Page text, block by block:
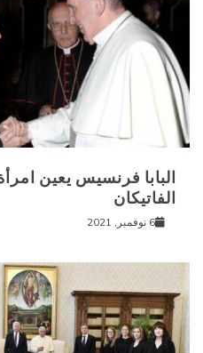
البابا فرنسيس يعين
الفاتيكان
6 نوفمبر, 2021